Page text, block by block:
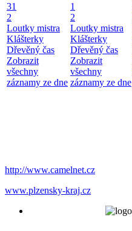
31
2
Loutky mistra
Klášterky
Dřevěný čas
Zobrazit
všechny
záznamy ze dne
1
2
Loutky mistra
Klášterky
Dřevěný čas
Zobrazit
všechny
záznamy ze dne
http://www.camelnet.cz
www.plzensky-kraj.cz